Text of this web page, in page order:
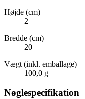
Højde (cm)
2
Bredde (cm)
20
Vægt (inkl. emballage)
100,0 g
Nøglespecifikation